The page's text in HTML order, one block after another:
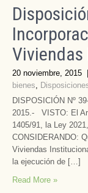
20 noviembre, 2015
bienes,
DISPOSICIÓN Nº
2015.- VISTO: El
1405/91, la Ley
CONSIDERANDO:
Viviendas
la ejecución de […]
Read More »